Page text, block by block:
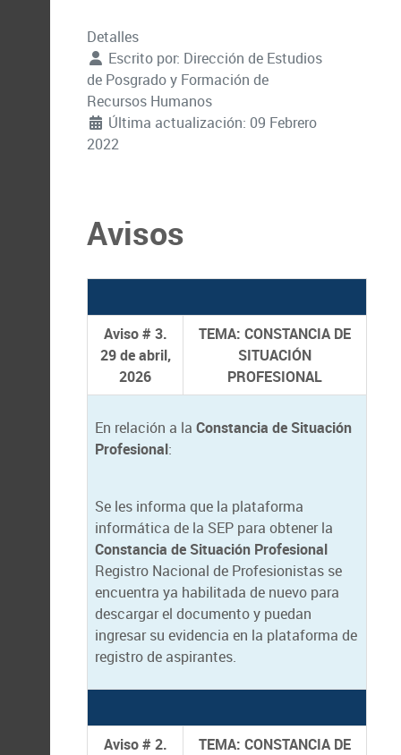
Detalles
Escrito por: Dirección de Estudios
de Posgrado y Formación de
Recursos Humanos
Última actualización: 09 Febrero
2022
Avisos
Aviso # 3.
29 de abril,
2026
TEMA: CONSTANCIA DE
SITUACIÓN
PROFESIONAL
En relación a la Constancia de Situación
Profesional:
Se les informa que la plataforma
informática de la SEP para obtener la
Constancia de Situación Profesional
Registro Nacional de Profesionistas se
encuentra ya habilitada de nuevo para
descargar el documento y puedan
ingresar su evidencia en la plataforma de
registro de aspirantes.
Aviso # 2.
TEMA: CONSTANCIA DE